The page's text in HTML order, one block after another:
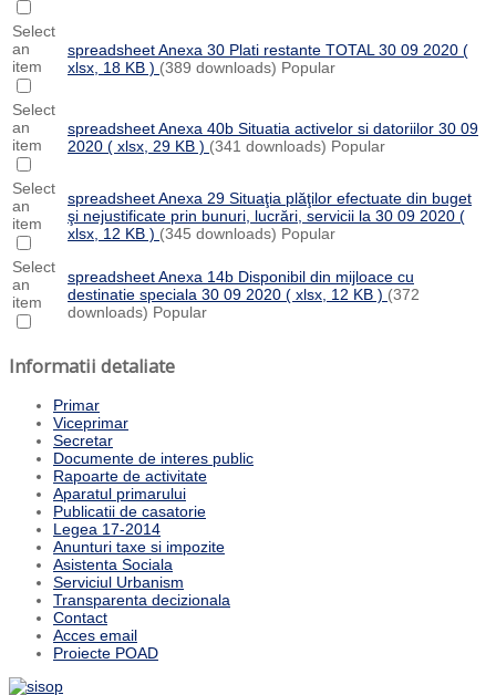
Select
an
item
spreadsheetAnexa 30 Plati restante TOTAL 30 09 2020 (
xlsx, 18 KB ) (389 downloads) Popular
Select
an
item
spreadsheetAnexa 40b Situatia activelor si datoriilor 30 09
2020 ( xlsx, 29 KB ) (341 downloads) Popular
Select
an
item
spreadsheetAnexa 29 Situaţia plăţilor efectuate din buget
şi nejustificate prin bunuri, lucrări, servicii la 30 09 2020 (
xlsx, 12 KB ) (345 downloads) Popular
Select
an
item
spreadsheetAnexa 14b Disponibil din mijloace cu
destinatie speciala 30 09 2020 ( xlsx, 12 KB ) (372
downloads) Popular
Informatii detaliate
Primar
Viceprimar
Secretar
Documente de interes public
Rapoarte de activitate
Aparatul primarului
Publicatii de casatorie
Legea 17-2014
Anunturi taxe si impozite
Asistenta Sociala
Serviciul Urbanism
Transparenta decizionala
Contact
Acces email
Proiecte POAD